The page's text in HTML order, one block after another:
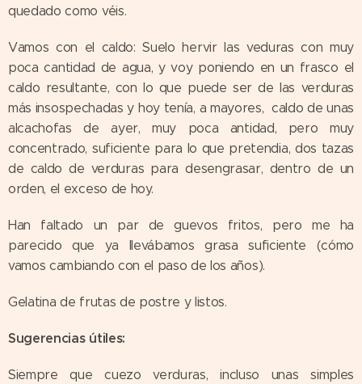
quedado como véis.
Vamos con el caldo: Suelo hervir las veduras con muy
poca cantidad de agua, y voy poniendo en un frasco el
caldo resultante, con lo que puede ser de las verduras
más insospechadas y hoy tenía, a mayores, caldo de unas
alcachofas de ayer, muy poca antidad, pero muy
concentrado, suficiente para lo que pretendia, dos tazas
de caldo de verduras para desengrasar, dentro de un
orden, el exceso de hoy.
Han faltado un par de guevos fritos, pero me ha
parecido que ya llevábamos grasa suficiente (cómo
vamos cambiando con el paso de los años).
Gelatina de frutas de postre y listos.
Sugerencias útiles:
Siempre que cuezo verduras, incluso unas simples